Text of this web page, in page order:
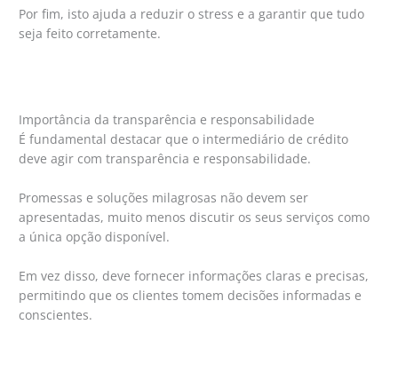
Por fim, isto ajuda a reduzir o stress e a garantir que tudo
seja feito corretamente.
Importância da transparência e responsabilidade
É fundamental destacar que o intermediário de crédito
deve agir com transparência e responsabilidade.
Promessas e soluções milagrosas não devem ser
apresentadas, muito menos discutir os seus serviços como
a única opção disponível.
Em vez disso, deve fornecer informações claras e precisas,
permitindo que os clientes tomem decisões informadas e
conscientes.